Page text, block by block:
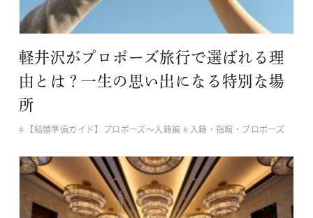
軽井沢がプロポーズ旅行で選ばれる理
由とは？一生の思い出になる特別な場
所
【結婚準備ガイド】プロポーズ〜入籍編 入籍・指輪・プロポーズ